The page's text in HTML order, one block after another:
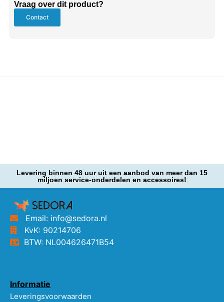
Vraag over dit product?
Contact
Levering binnen 48 uur uit een aanbod van meer dan 15
miljoen service-onderdelen en accessoires!
Email: info@sedora.nl
KvK: 90214706
BTW: NL004626471B54
Informatie
Leveringsvoorwaarden